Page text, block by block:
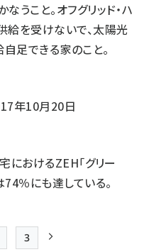
うこと。オフグリッド・ハ
給を受けないで、太陽光
足できる家のこと。
年10月20日
おけるZEH「グリー
％にも達している。
Page
3